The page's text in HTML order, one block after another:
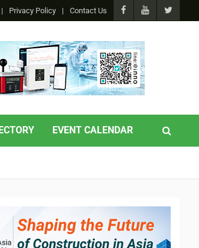
Privacy Policy Contact Us
EVENT CALENDAR